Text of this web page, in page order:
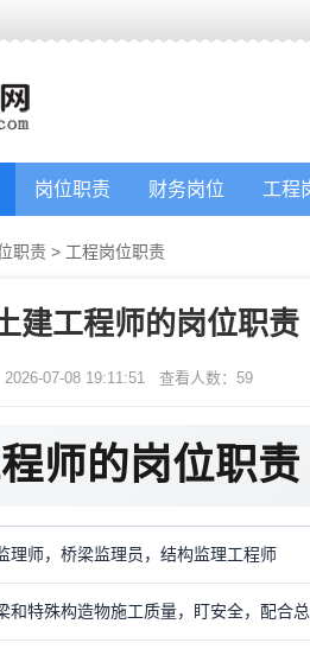
岗位职责 财务岗位 工程
职责 > 工程岗位职责
建工程师的岗位职
2026-07-08 19:11:51 查看人数： 59
师的岗位职
理师，桥梁监理员，结构监理工程师
和特殊构造物施工质量，盯安全，配合